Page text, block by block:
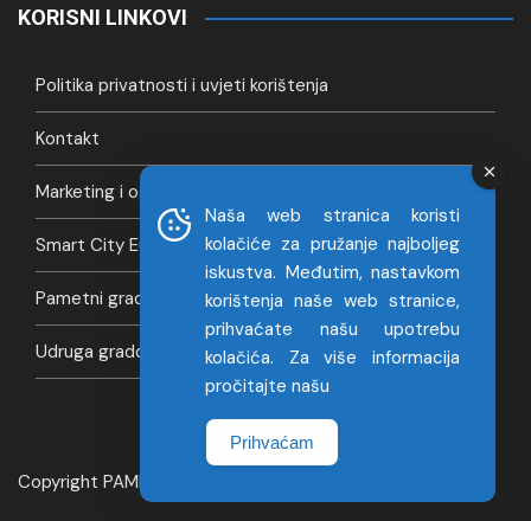
KORISNI LINKOVI
Politika privatnosti i uvjeti korištenja
Kontakt
Marketing i oglašavanje
Smart City Europa
Pametni gradovi Hrvatska
Udruga gradova
Copyright PAMETNI-GRADOVI.EU 2020.
Naša web stranica koristi
kolačiće za pružanje najboljeg
iskustva. Međutim, nastavkom
korištenja naše web stranice,
prihvaćate našu upotrebu
kolačića. Za više informacija
pročitajte našu
Prihvaćam